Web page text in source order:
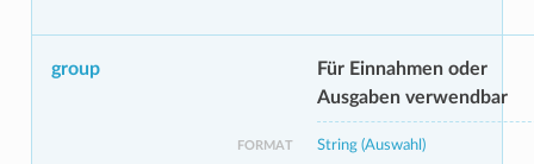
group
Für Einnahmen oder
Ausgaben verwendbar
FORMAT String (Auswahl)